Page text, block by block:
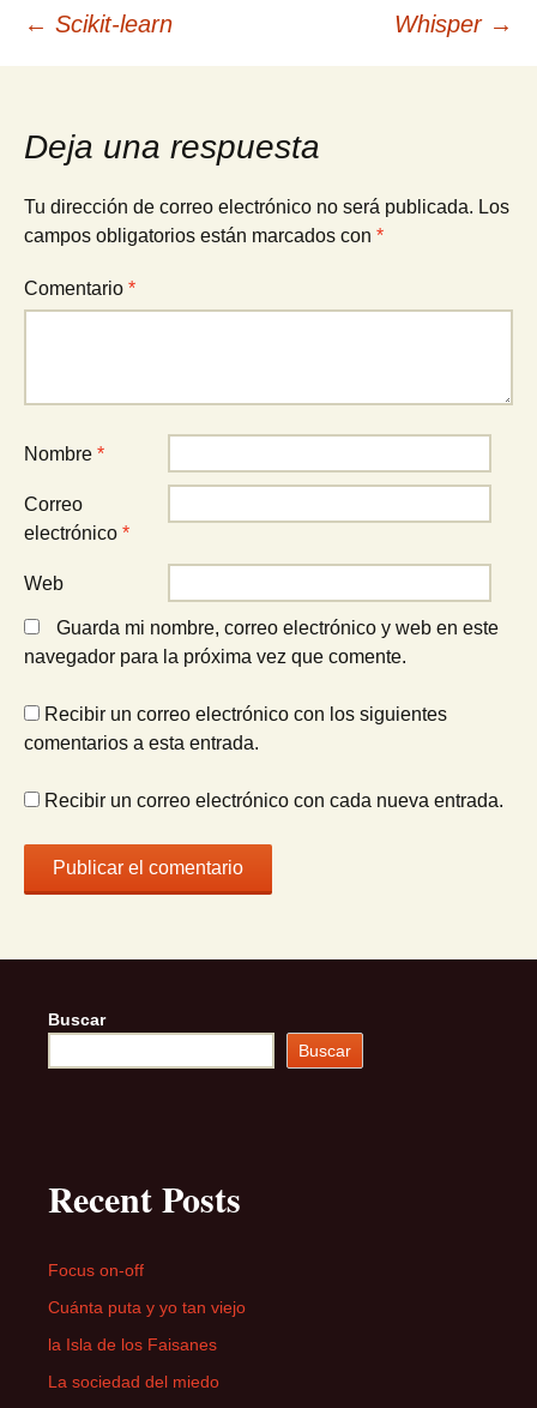
Navegación
de
entradas
← Scikit‑learn Whisper →
Deja una respuesta
Tu dirección de correo electrónico no será publicada. Los
campos obligatorios están marcados con *
Comentario *
Nombre *
Correo
electrónico *
Web
Guarda mi nombre, correo electrónico y web en este
navegador para la próxima vez que comente.
Recibir un correo electrónico con los siguientes
comentarios a esta entrada.
Recibir un correo electrónico con cada nueva entrada.
Buscar
Buscar
Recent Posts
Focus on-off
Cuánta puta y yo tan viejo
la Isla de los Faisanes
La sociedad del miedo